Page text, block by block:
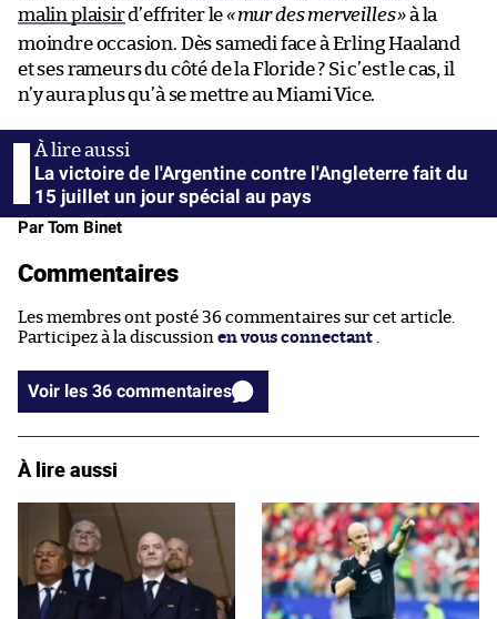
malin plaisird’effriter le«mur des merveilles»à la
moindre occasion. Dès samedi face à Erling Haaland
et ses rameurs du côté de la Floride ? Si c’est le cas, il
n’y aura plus qu’à se mettre au Miami Vice.
La victoire de l'Argentine contre l'Angleterre fait du
15 juillet un jour spécial au pays
Par Tom Binet
Commentaires
Les membres ont posté 36 commentaires sur cet article.
Participez à la discussion en vous connectant
Voir les 36 commentaires
À lire aussi